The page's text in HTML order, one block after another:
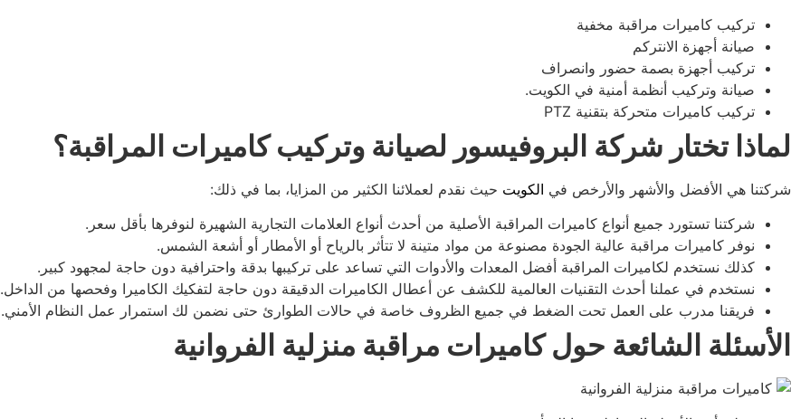
تركيب كاميرات مراقبة مخفية
صيانة أجهزة الانتركم
تركيب أجهزة بصمة حضور وانصراف
صيانة وتركيب أنظمة أمنية في الكويت.
تركيب كاميرات متحركة بتقنية PTZ
لماذا تختار شركة البروفيسور لصيانة وتركيب كاميرات المراقبة؟
شركتنا هي الأفضل والأشهر والأرخص في الكويت حيث نقدم لعملائنا الكثير من المزايا، بما في ذلك:
شركتنا تستورد جميع أنواع كاميرات المراقبة الأصلية من أحدث أنواع العلامات التجارية الشهيرة لنوفرها بأقل سعر.
نوفر كاميرات مراقبة عالية الجودة مصنوعة من مواد متينة لا تتأثر بالرياح أو الأمطار أو أشعة الشمس.
كذلك نستخدم لكاميرات المراقبة أفضل المعدات والأدوات التي تساعد على تركيبها بدقة واحترافية دون حاجة لمجهود كبير.
نستخدم في عملنا أحدث التقنيات العالمية للكشف عن أعطال الكاميرات الدقيقة دون حاجة لتفكيك الكاميرا وفحصها من الداخل.
فريقنا مدرب على العمل تحت الضغط في جميع الظروف خاصة في حالات الطوارئ حتى نضمن لك استمرار عمل النظام الأمني.
الأسئلة الشائعة حول كاميرات مراقبة منزلية الفروانية